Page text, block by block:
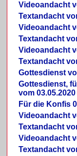
Videoandacht
Textandacht
Videoandacht
Textandacht
Videoandacht
Textandacht
Gottesdienst
Gottesdienst,
vom 03.05.2020
Für die Konfis
Videoandacht
Textandacht
Videoandacht
Textandacht